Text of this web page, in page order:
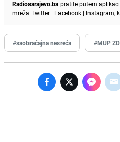
Radiosarajevo.bapratite putem
mreža Twitter | Facebook | Instagram,
#saobraćajna nesreća #MUP